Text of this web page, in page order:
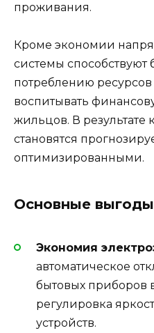
проживания.
Кроме экономии
системы способствуют
потреблению
воспитывать
жильцов. В
становятся
оптимизированными.
Основные
Экономия
автоматическое
бытовых приборов
регулировка
устройств.